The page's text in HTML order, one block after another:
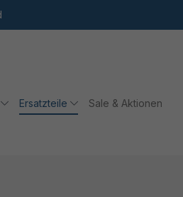
Ersatzteile Sale & Aktionen